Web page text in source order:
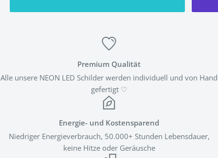
Premium Qualität
Alle unsere NEON LED Schilder werden individuell und von Hand
gefertigt ♡
Energie- und Kostensparend
Niedriger Energieverbrauch, 50.000+ Stunden Lebensdauer,
keine Hitze oder Geräusche